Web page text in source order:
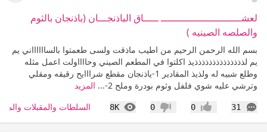
لعشـــــــــــــــــــــــــــ ـــــاق الباذنجـــان (باذنجان بالثوم
والصلصه الصينيه )
بسم الله الرحمن الرحيم من اطيب ماذقت ولسى طعمتوا بالسااااااني يم
يم لذذذذذذذذذذذذذذيذ اكلتوا في المطعم الصيني وحااااولت اعمل مثله
وطلع شبيه له ولذيذ المقادير 1-ياذنجان مقطع شرااايح رقيقه ومقلي
وترشي عليه شوي فلفل وثوم بودرة وملح 2-...
المزيد
31
التعليقات إعجاب0 عدم إعجاب
0
8K
المشاهدات السلطات والمقبلات